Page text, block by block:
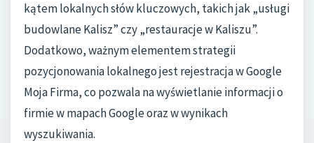
kątem lokalnych słów kluczowych, takich jak „usługi
budowlane Kalisz” czy „restauracje w Kaliszu”.
Dodatkowo, ważnym elementem strategii
pozycjonowania lokalnego jest rejestracja w Google
Moja Firma, co pozwala na wyświetlanie informacji o
firmie w mapach Google oraz w wynikach
wyszukiwania.